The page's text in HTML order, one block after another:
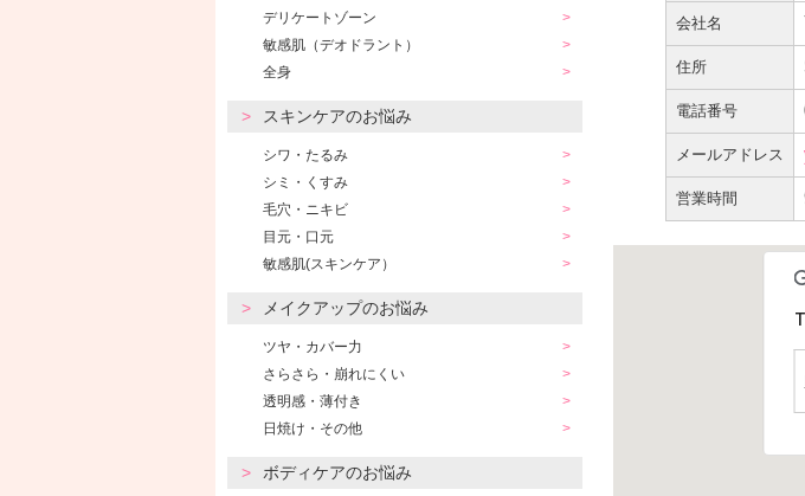
デリケートゾーン
敏感肌（デオドラント）
全身
スキンケアのお悩み
シワ・たるみ
シミ・くすみ
毛穴・ニキビ
目元・口元
敏感肌(スキンケア）
メイクアップのお悩み
ツヤ・カバー力
さらさら・崩れにくい
透明感・薄付き
日焼け・その他
ボディケアのお悩み
会社名
住所
電話番号
メールアドレス
営業時間